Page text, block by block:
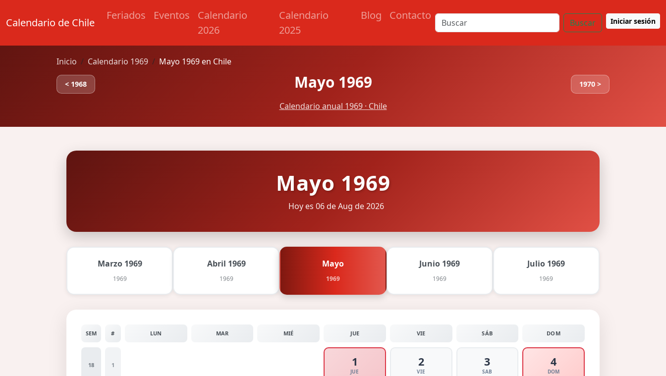
Calendario de Chile
Feriados Eventos
Calendario
2026
Calendario
2025
Blog Contacto
Buscar Iniciar sesión
Inicio Calendario 1969 Mayo 1969 en Chile
< 1968 Mayo 1969 1970 >
Calendario anual 1969 · Chile
Mayo 1969
Hoy es 06 de Aug de 2026
Marzo 1969
1969
Abril 1969
1969
Mayo
1969
Junio 1969
1969
Julio 1969
1969
SEM # LUN MAR MIÉ JUE VIE SÁB DOM
18 1 1
JUE
2
VIE
3
SAB
4
DOM